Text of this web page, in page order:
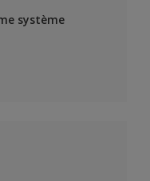
système